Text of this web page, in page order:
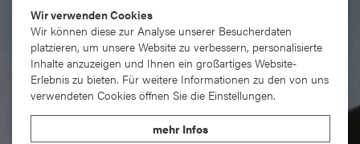
Wir verwenden Cookies
Wir können diese zur Analyse unserer Besucherdaten
platzieren, um unsere Website zu verbessern, personalisierte
Inhalte anzuzeigen und Ihnen ein großartiges Website-
Erlebnis zu bieten. Für weitere Informationen zu den von uns
verwendeten Cookies öffnen Sie die Einstellungen.
mehr Infos